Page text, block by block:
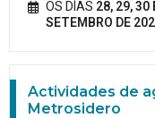
OS DÍAS 28, 29, 30
SETEMBRO DE
Actividades de
Metrosidero